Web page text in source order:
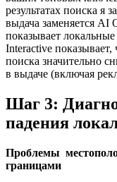
результатах поиска я
выдача заменяется AI
показывает
Interactive показывает,
поиска значительно
в выдаче (включая
Шаг 3:
падения
Проблемы
границами